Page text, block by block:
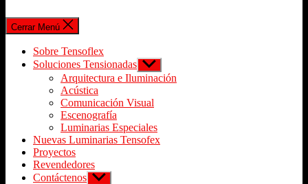
Cerrar Menú
Sobre Tensoflex
Soluciones Tensionadas
Arquitectura e Iluminación
Acústica
Comunicación Visual
Escenografía
Luminarias Especiales
Nuevas Luminarias Tensofex
Proyectos
Revendedores
Contáctenos